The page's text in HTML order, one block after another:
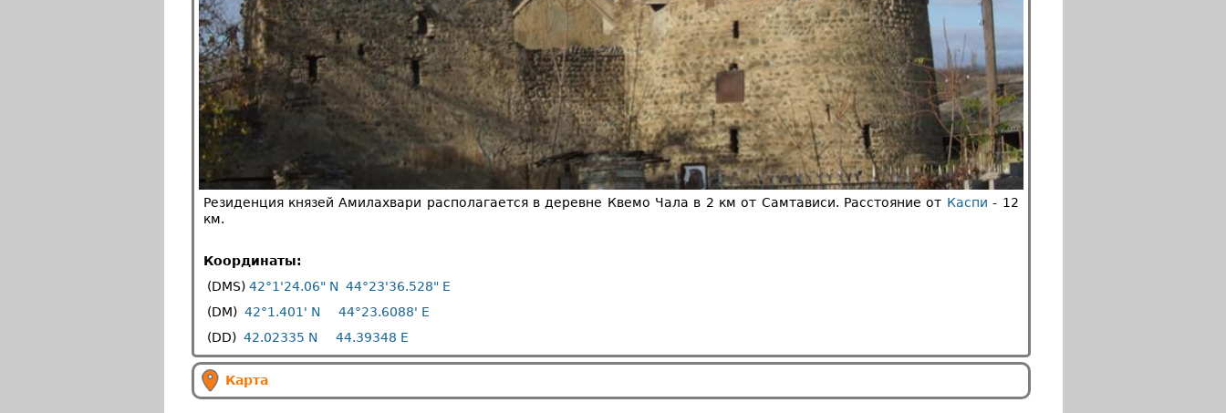
Резиденция князей Амилахвари располагается в деревне Квемо Чала в 2 км от Самтависи. Расстояние от Каспи - 12
км.
Координаты:
(DMS) 42°1'24.06" N 44°23'36.528" E
(DM) 42°1.401' N
44°23.6088' E
(DD) 42.02335 N 44.39348 E
Карта